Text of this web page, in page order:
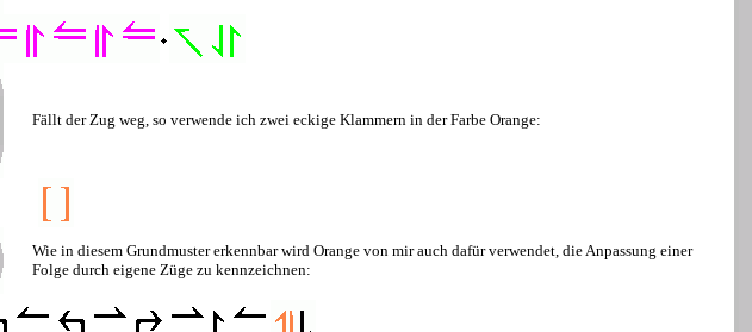
Fällt der Zug weg, so verwende ich zwei eckige Klammern in der Farbe Orange:
Wie in diesem Grundmuster erkennbar wird Orange von mir auch dafür verwendet, die Anpassung einer
Folge durch eigene Züge zu kennzeichnen: